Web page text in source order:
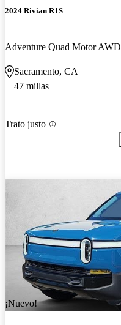
2024 Rivian R1S
Adventure Quad Motor AWD
Sacramento, CA
47 millas
Trato justo
¡Nuevo!